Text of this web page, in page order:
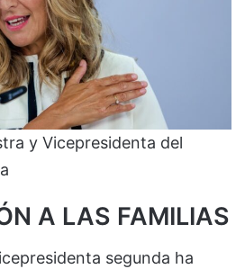
y Vicepresidenta del
A LAS FAMILIAS
segunda ha